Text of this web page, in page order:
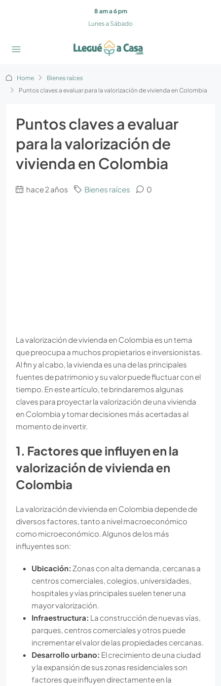
8 am a 6 pm
Lunes a Sábado
Home
Bienes raíces
Puntos claves a evaluar para la valorización de vivienda en Colombia
Puntos claves a evaluar
para la valorización de
vivienda en Colombia
hace 2 años Bienes raíces 0
La valorización de vivienda en Colombia es un tema
que preocupa a muchos propietarios e inversionistas.
Al fin y al cabo, la vivienda es una de las principales
fuentes de patrimonio y su valor puede fluctuar con el
tiempo. En este artículo, te brindaremos algunas
claves para proyectar la valorización de una vivienda
en Colombia y tomar decisiones más acertadas al
momento de invertir.
1. Factores que influyen en la
valorización de vivienda en
Colombia
La valorización de vivienda en Colombia depende de
diversos factores, tanto a nivel macroeconómico
como microeconómico. Algunos de los más
influyentes son:
Ubicación: Zonas con alta demanda, cercanas a
centros comerciales, colegios, universidades,
hospitales y vías principales suelen tener una
mayor valorización.
Infraestructura: La construcción de nuevas vías,
parques, centros comerciales y otros puede
incrementar el valor de las propiedades cercanas.
Desarrollo urbano: El crecimiento de una ciudad
y la expansión de sus zonas residenciales son
factores que influyen directamente en la